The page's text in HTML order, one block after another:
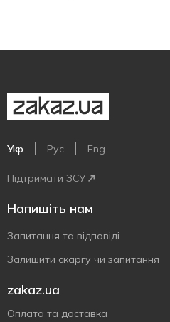
Укр Рус Eng
Підтримати ЗСУ
Напишіть нам
Запитання та відповіді
Залишити скаргу чи запитання
zakaz.ua
Оплата та доставка